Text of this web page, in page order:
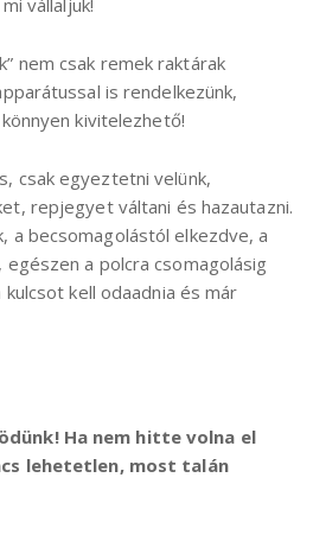
nem csak remek raktárak
is rendelkezünk,
kivitelezhető!
csak egyeztetni velünk,
repjegyet váltani és hazautazni.
a becsomagolástól elkezdve, a
a polcra csomagolásig
kell odaadnia és már
Ha nem hitte volna el
lehetetlen, most talán